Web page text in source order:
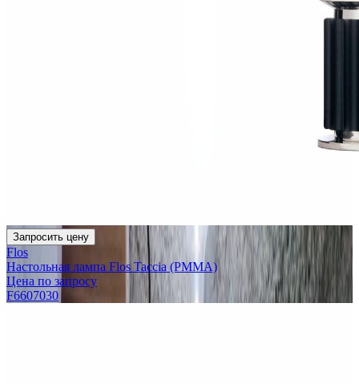
Запросить цену
Flos
Настольная лампа Flos Taccia (PMMA)
Цена по запросу
F6607030